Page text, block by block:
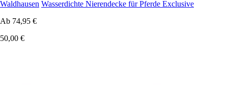
Waldhausen Wasserdichte Nierendecke für Pferde Exclusive
Ab 74,95 €
50,00 €